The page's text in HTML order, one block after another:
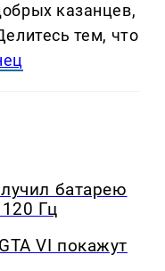
казанцев,
тем, что
батарею
Гц
VI покажут